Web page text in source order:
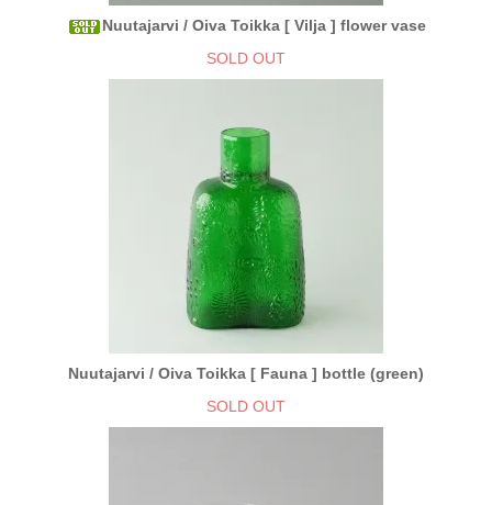
Nuutajarvi / Oiva Toikka [ Vilja ] flower vase
SOLD OUT
Nuutajarvi / Oiva Toikka [ Fauna ] bottle (green)
SOLD OUT